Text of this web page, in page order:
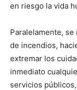
en riesgo la vida
Paralelamente,
de incendios,
extremar los
inmediato
servicios